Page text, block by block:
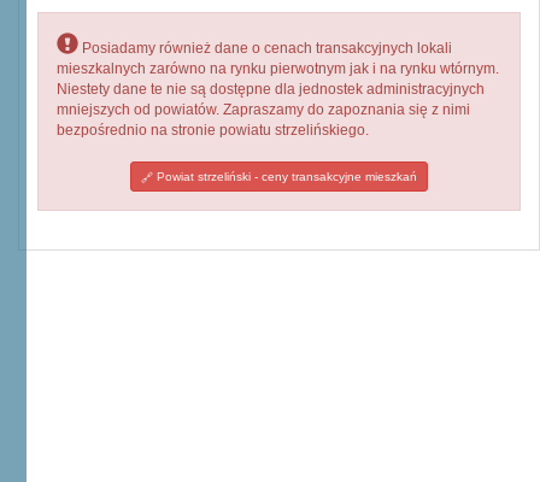
Posiadamy również dane o cenach transakcyjnych lokali
mieszkalnych zarówno na rynku pierwotnym jak i na rynku wtórnym.
Niestety dane te nie są dostępne dla jednostek administracyjnych
mniejszych od powiatów. Zapraszamy do zapoznania się z nimi
bezpośrednio na stronie powiatu strzelińskiego.
Powiat strzeliński - ceny transakcyjne mieszkań